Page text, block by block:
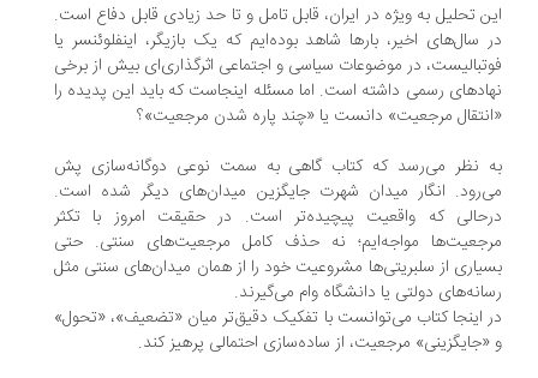
تحلیل به ویژه در ایران، قابل تامل و تا حد زیادی قابل دفاع است.
سال‌های اخیر، بارها شاهد بوده‌ایم که یک بازیگر، اینفلوئنسر یا
در موضوعات سیاسی و اجتماعی اثرگذاری‌ای بیش از برخی
رسمی داشته‌ است. اما مسئله اینجاست که باید این پدیده را
مرجعیت» دانست یا «چند پاره شدن مرجعیت»؟
نظر می‌رسد که کتاب گاهی به سمت نوعی دوگانه‌سازی پش
انگار میدان شهرت جایگزین میدان‌های دیگر شده است.
که واقعیت پیچیده‌تر است. در حقیقت امروز با تکثر
مواجه‌ایم؛ نه حذف کامل مرجعیت‌های سنتی. حتی
از سلبریتی‌ها مشروعیت خود را از همان میدان‌های سنتی مثل
دولتی یا دانشگاه وام می‌گیرند.
اینجا کتاب می‌توانست با تفکیک دقیق‌تر میان «تضعیف»، «تحول»
مرجعیت، از ساده‌سازی احتمالی پرهیز کند.